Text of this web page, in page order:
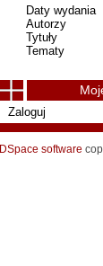
Daty wydania
Autorzy
Tytuły
Tematy
Zaloguj
DSpace software